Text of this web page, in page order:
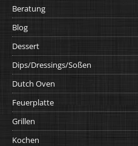
Beratung
Blog
Dessert
Dips/Dressings/Soßen
Dutch Oven
Feuerplatte
Grillen
Kochen